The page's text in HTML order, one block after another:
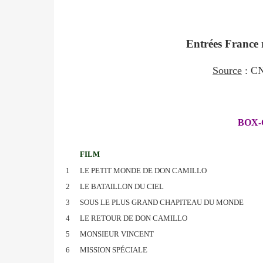
Entrées France
Source :
FILM
1
LE PETIT MONDE DE DON CAMILLO
2
LE BATAILLON DU CIEL
3
SOUS LE PLUS GRAND CHAPITEAU DU MONDE
4
LE RETOUR DE DON CAMILLO
5
MONSIEUR VINCENT
6
MISSION SPÉCIALE